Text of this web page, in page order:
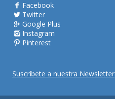
Facebook
Twitter
Google Plus
Instagram
Pinterest
Suscríbete a nuestra Newsletter